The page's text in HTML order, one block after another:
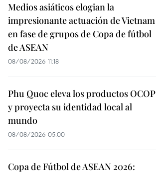
Medios asiáticos elogian la
impresionante actuación de Vietnam
en fase de grupos de Copa de fútbol
de ASEAN
08/08/2026 11:18
Phu Quoc eleva los productos OCOP
y proyecta su identidad local al
mundo
08/08/2026 05:00
Copa de Fútbol de ASEAN 2026: